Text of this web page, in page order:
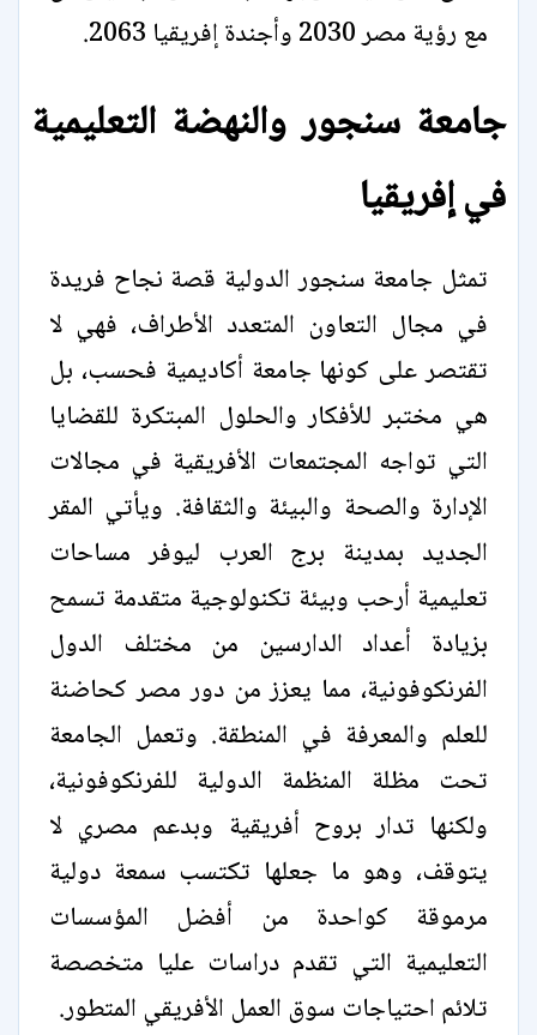
مع رؤية مصر 2030 وأجندة إفريقيا 2063.
جامعة سنجور والنهضة التعليمية
في إفريقيا
تمثل جامعة سنجور الدولية قصة نجاح فريدة
في مجال التعاون المتعدد الأطراف، فهي لا
تقتصر على كونها جامعة أكاديمية فحسب، بل
هي مختبر للأفكار والحلول المبتكرة للقضايا
التي تواجه المجتمعات الأفريقية في مجالات
الإدارة والصحة والبيئة والثقافة. ويأتي المقر
الجديد بمدينة برج العرب ليوفر مساحات
تعليمية أرحب وبيئة تكنولوجية متقدمة تسمح
بزيادة أعداد الدارسين من مختلف الدول
الفرنكوفونية، مما يعزز من دور مصر كحاضنة
للعلم والمعرفة في المنطقة. وتعمل الجامعة
تحت مظلة المنظمة الدولية للفرنكوفونية،
ولكنها تدار بروح أفريقية وبدعم مصري لا
يتوقف، وهو ما جعلها تكتسب سمعة دولية
مرموقة كواحدة من أفضل المؤسسات
التعليمية التي تقدم دراسات عليا متخصصة
تلائم احتياجات سوق العمل الأفريقي المتطور.